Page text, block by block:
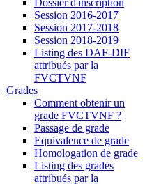
Session 2016-2017
Session 2017-2018
Session 2018-2019
Listing des DAF-DIF
attribués par la
FVCTVNF
Grades
Comment obtenir un
grade FVCTVNF ?
Passage de grade
Equivalence de grade
Homologation de grade
Listing des grades
attribués par la